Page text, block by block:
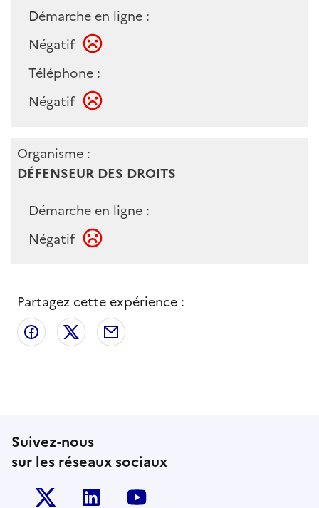
Démarche en ligne :
Négatif
Téléphone :
Négatif
Organisme :
DÉFENSEUR DES DROITS
Démarche en ligne :
Négatif
Partagez cette expérience :
Partager sur Facebook
Partager sur X
Suivez-nous
sur les réseaux sociaux
Twitter-x Linkedin